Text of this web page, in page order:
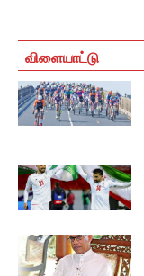
விளையாட்டு